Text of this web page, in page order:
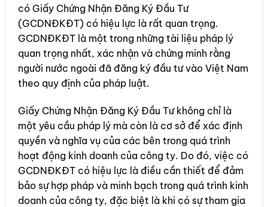
có Giấy Chứng Nhận Đăng Ký Đầu Tư
(GCDNĐKĐT) có hiệu lực là rất quan trọng.
GCDNĐKĐT là một trong những tài liệu pháp lý
quan trọng nhất, xác nhận và chứng minh rằng
người nước ngoài đã đăng ký đầu tư vào Việt Nam
theo quy định của pháp luật.
Giấy Chứng Nhận Đăng Ký Đầu Tư không chỉ là
một yêu cầu pháp lý mà còn là cơ sở để xác định
quyền và nghĩa vụ của các bên trong quá trình
hoạt động kinh doanh của công ty. Do đó, việc có
GCDNĐKĐT có hiệu lực là điều cần thiết để đảm
bảo sự hợp pháp và minh bạch trong quá trình kinh
doanh của công ty, đặc biệt là khi có sự tham gia